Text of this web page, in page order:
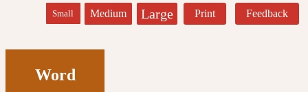
Small Medium Large Print Feedback
Word